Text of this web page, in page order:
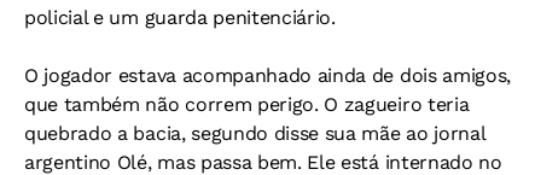
policial e um guarda penitenciário.
O jogador estava acompanhado ainda de dois amigos,
que também não correm perigo. O zagueiro teria
quebrado a bacia, segundo disse sua mãe ao jornal
argentino Olé, mas passa bem. Ele está internado no